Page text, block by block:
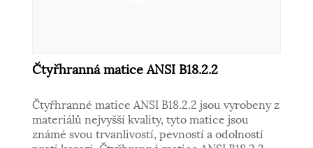
Čtyřhranná matice ANSI B18.2.2
Čtyřhranné matice ANSI B18.2.2 jsou vyrobeny z
materiálů nejvyšší kvality, tyto matice jsou
známé svou trvanlivostí, pevností a odolností